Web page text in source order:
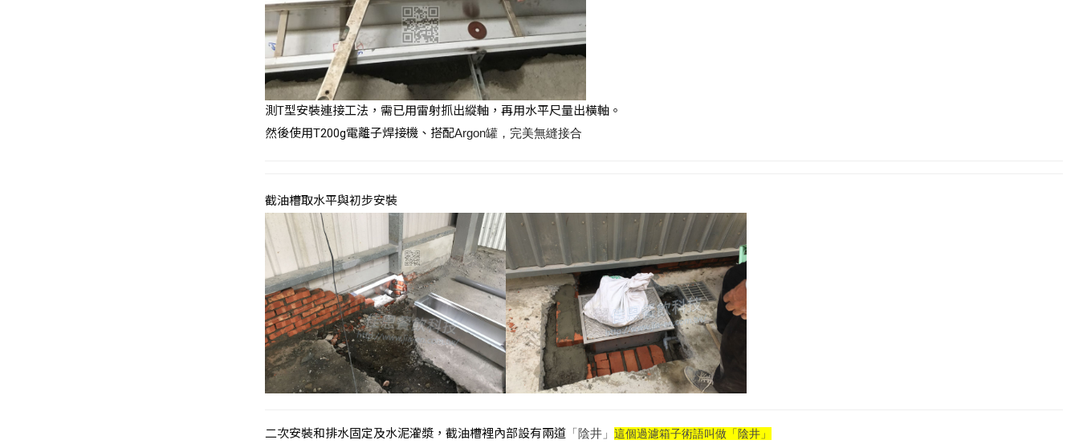
測T型安裝連接工法，需已用雷射抓出縱軸，再用水平尺量出橫軸。
然後使用T200g電離子焊接機、搭配Argon罐，完美無縫接合
截油槽取水平與初步安裝
二次安裝和排水固定及水泥灌漿，截油槽裡內部設有兩道 「陰井」 這個過濾箱子術語叫做「陰井」